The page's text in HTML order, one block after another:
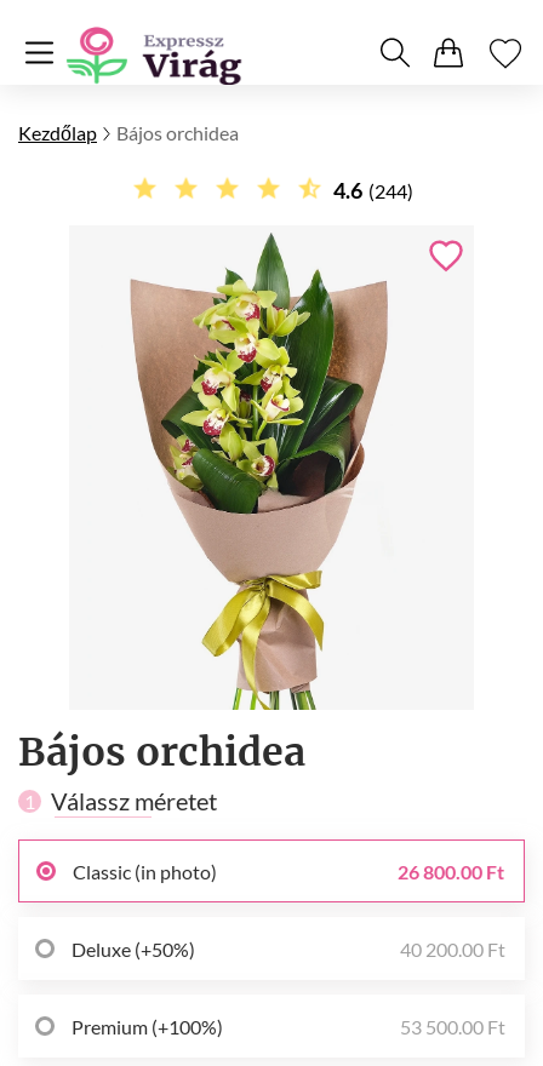
Kezdőlap Bájos orchidea
4.6 (244)
Bájos orchidea
1 Válassz méretet
Classic (in photo) 26 800.00 Ft
Deluxe (+50%) 40 200.00 Ft
Premium (+100%) 53 500.00 Ft